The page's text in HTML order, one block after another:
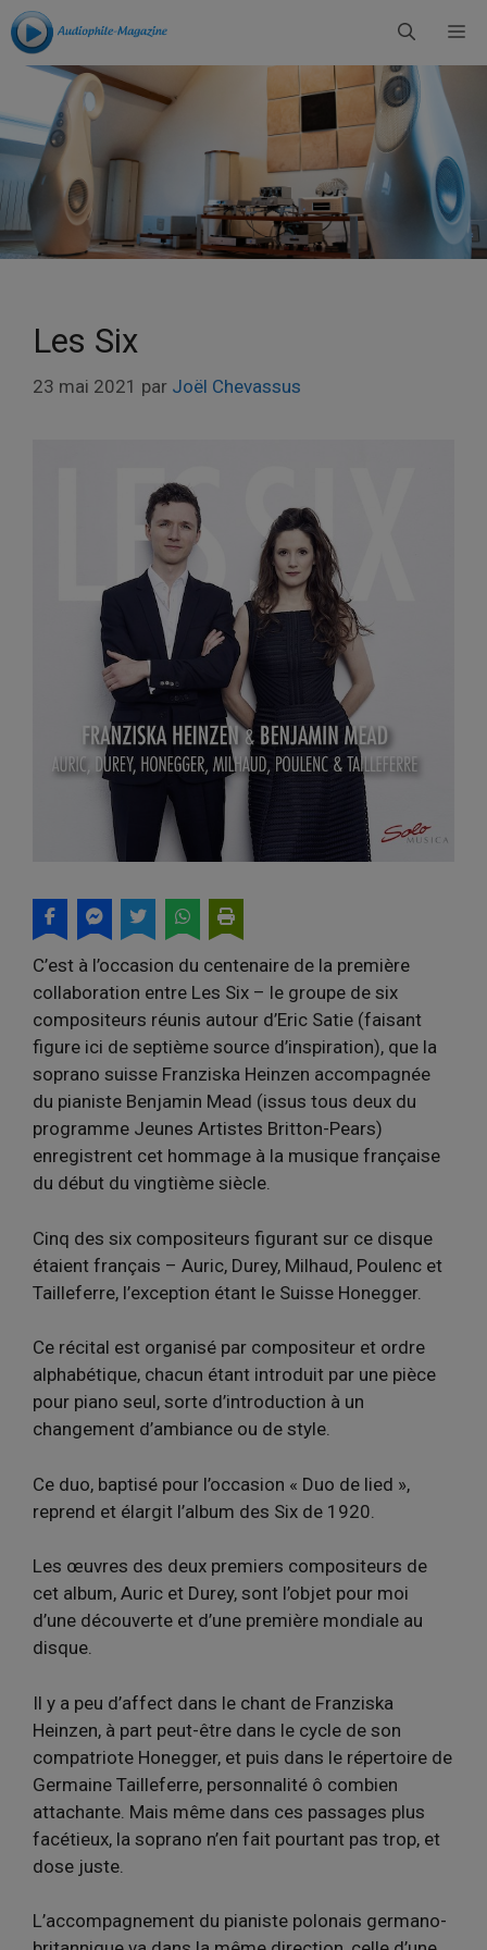
Aller
au
contenu
Les Six
23 mai 2021 par Joël Chevassus
C’est à l’occasion du centenaire de la première
collaboration entre Les Six – le groupe de six
compositeurs réunis autour d’Eric Satie (faisant
figure ici de septième source d’inspiration), que la
soprano suisse Franziska Heinzen accompagnée
du pianiste Benjamin Mead (issus tous deux du
programme Jeunes Artistes Britton-Pears)
enregistrent cet hommage à la musique française
du début du vingtième siècle.
Cinq des six compositeurs figurant sur ce disque
étaient français – Auric, Durey, Milhaud, Poulenc et
Tailleferre, l’exception étant le Suisse Honegger.
Ce récital est organisé par compositeur et ordre
alphabétique, chacun étant introduit par une pièce
pour piano seul, sorte d’introduction à un
changement d’ambiance ou de style.
Ce duo, baptisé pour l’occasion « Duo de lied »,
reprend et élargit l’album des Six de 1920.
Les œuvres des deux premiers compositeurs de
cet album, Auric et Durey, sont l’objet pour moi
d’une découverte et d’une première mondiale au
disque.
Il y a peu d’affect dans le chant de Franziska
Heinzen, à part peut-être dans le cycle de son
compatriote Honegger, et puis dans le répertoire de
Germaine Tailleferre, personnalité ô combien
attachante. Mais même dans ces passages plus
facétieux, la soprano n’en fait pourtant pas trop, et
dose juste.
L’accompagnement du pianiste polonais germano-